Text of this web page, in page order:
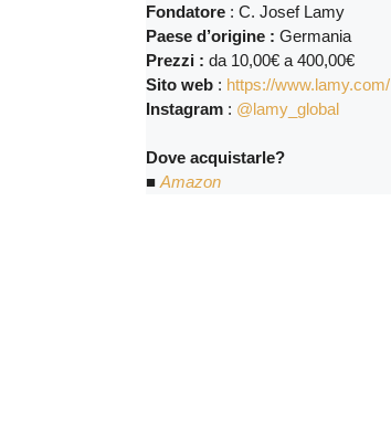
Fondatore : C. Josef Lamy
Paese d’origine : Germania
Prezzi : da 10,00€ a 400,00€
Sito web : https://www.lamy.com/
Instagram : @lamy_global
Dove acquistarle?
■Amazon